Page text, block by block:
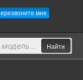
мне
Найти